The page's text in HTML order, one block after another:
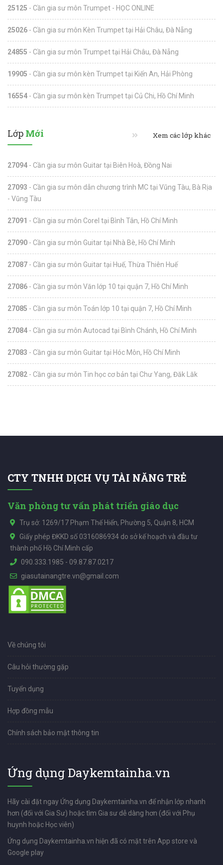
25125 - Cần gia sư môn Trumpet - HỌC ONLINE
25026 - Cần gia sư môn Kèn Trumpet tại Hải Châu, Đà Nẵng
24855 - Cần gia sư môn Trumpet tại Hải Châu, Đà Nẵng
19905 - Cần gia sư môn kèn Trumpet tại Kiến An, Hải Phòng
16554 - Cần gia sư môn kèn Trumpet tại Củ Chi, Hồ Chí Minh
Lớp Mới Xem các lớp khác
27094 - Cần gia sư môn Guitar tại Biên Hoà, Đồng Nai
27093 - Cần gia sư môn dẫn chương trình MC tại Vũng Tàu, Bà Rịa
- Vũng Tàu
27091 - Cần gia sư môn Corel tại Bình Tân, Hồ Chí Minh
27090 - Cần gia sư môn Guitar tại Nhà Bè, Hồ Chí Minh
27087 - Cần gia sư môn Guitar tại Huế, Thừa Thiên Huế
27086 - Cần gia sư môn Văn lớp 10 tại quận 7, Hồ Chí Minh
27085 - Cần gia sư môn Toán lớp 10 tại quận 7, Hồ Chí Minh
27084 - Cần gia sư môn Autocad tại Bình Chánh, Hồ Chí Minh
27083 - Cần gia sư môn Guitar tại Hóc Môn, Hồ Chí Minh
27082 - Cần gia sư môn Tin học cơ bản tại Chư Yang, Đăk Lăk
CTY TNHH DỊCH VỤ TÀI NĂNG TRẺ
Văn phòng tư vấn phát triển giáo dục
Trụ sở: 1269/17 Phạm Thế Hiển, Phường 5, Quận 8, HCM
Giấy phép ĐKKD số 0316086934 do sở kế hoạch và đầu tư
thành phố Hồ Chí Minh cấp
090.333.1985 - 09.87.87.0217
giasutainangtre.vn@gmail.com
Về chúng tôi
Câu hỏi thường gặp
Tuyển dụng
Hợp đồng mẫu
Chính sách bảo mật thông tin
Ứng dụng Daykemtainha.vn
Hãy cài đặt ngay Ứng dụng Daykemtainha.vn để nhận lớp nhanh
hơn (đối với Gia Sư) hoặc tìm Gia sư dễ dàng hơn (đối với Phụ
huynh hoặc Học viên)
Ứng dụng Daykemtainha.vn hiện đã có mặt trên App store và
Google play